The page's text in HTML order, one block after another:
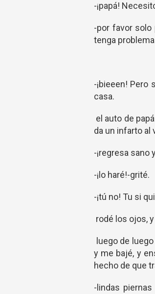
-¡papá!
-por favor solo
tenga
-¡bieeen!
casa.
el auto de
da un infarto al
-¡regresa sano
-¡lo haré!-grité.
-¡tú no! Tu si
rodé los ojos,
luego de
y me bajé, y
hecho de que
-lindas